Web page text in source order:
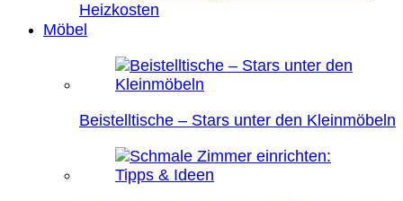
Heizkosten
Möbel
Beistelltische – Stars unter den Kleinmöbeln